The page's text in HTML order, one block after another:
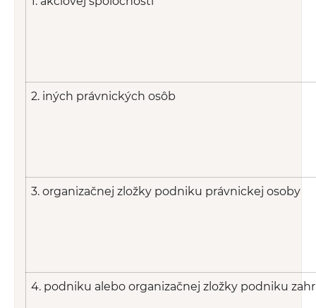
2. iných právnických osôb
3. organizačnej zložky podniku právnickej osoby
4. podniku alebo organizačnej zložky podniku